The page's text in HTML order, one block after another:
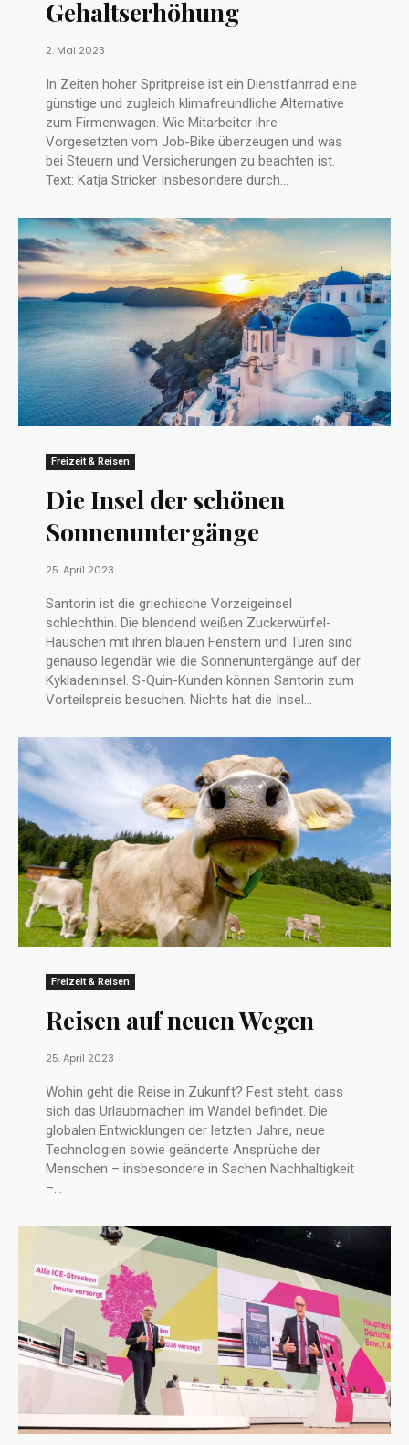
Gehaltserhöhung
2. Mai 2023
In Zeiten hoher Spritpreise ist ein Dienstfahrrad eine
günstige und zugleich klimafreundliche Alternative
zum Firmenwagen. Wie Mitarbeiter ihre
Vorgesetzten vom Job-Bike überzeugen und was
bei Steuern und Versicherungen zu beachten ist.
Text: Katja Stricker Insbesondere durch...
Freizeit & Reisen
Die Insel der schönen
Sonnenuntergänge
25. April 2023
Santorin ist die griechische Vorzeigeinsel
schlechthin. Die blendend weißen Zuckerwürfel-
Häuschen mit ihren blauen Fenstern und Türen sind
genauso legendär wie die Sonnenuntergänge auf der
Kykladeninsel. S-Quin-Kunden können Santorin zum
Vorteilspreis besuchen. Nichts hat die Insel...
Freizeit & Reisen
Reisen auf neuen Wegen
25. April 2023
Wohin geht die Reise in Zukunft? Fest steht, dass
sich das Urlaubmachen im Wandel befindet. Die
globalen Entwicklungen der letzten Jahre, neue
Technologien sowie geänderte Ansprüche der
Menschen – insbesondere in Sachen Nachhaltigkeit
–...